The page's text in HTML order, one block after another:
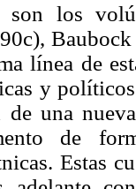
son los
línea de
y
de una
de
Estas